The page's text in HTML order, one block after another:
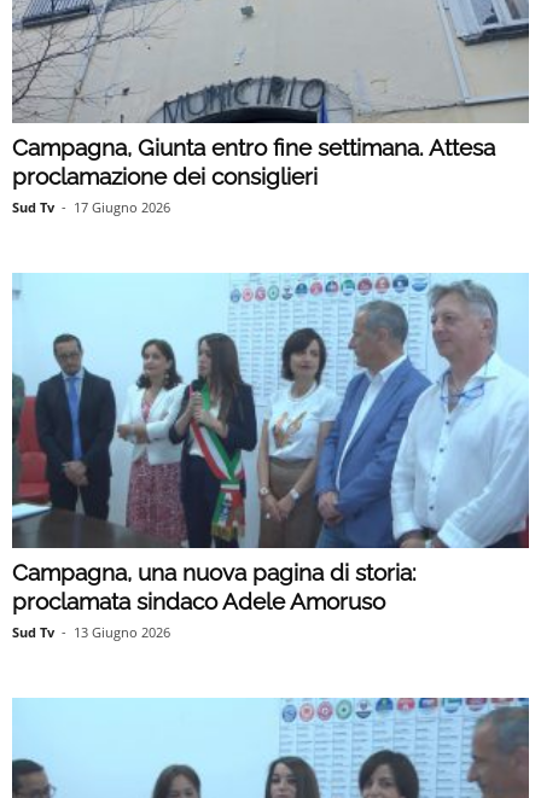
Campagna, Giunta entro fine settimana. Attesa
proclamazione dei consiglieri
Sud Tv - 17 Giugno 2026
Campagna, una nuova pagina di storia:
proclamata sindaco Adele Amoruso
Sud Tv - 13 Giugno 2026